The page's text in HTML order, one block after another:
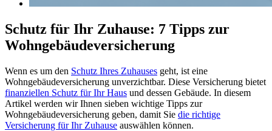
Schutz für Ihr Zuhause: 7 Tipps zur
Wohngebäudeversicherung
Wenn es um den Schutz Ihres Zuhauses geht, ist eine
Wohngebäudeversicherung unverzichtbar. Diese Versicherung bietet
finanziellen Schutz für Ihr Haus und dessen Gebäude. In diesem
Artikel werden wir Ihnen sieben wichtige Tipps zur
Wohngebäudeversicherung geben, damit Sie die richtige
Versicherung für Ihr Zuhause auswählen können.